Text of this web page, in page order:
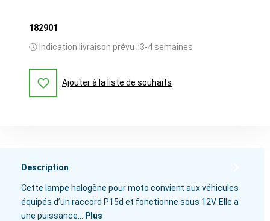
182901
Indication livraison prévu : 3-4 semaines
Ajouter à la liste de souhaits
Description
Cette lampe halogène pour moto convient aux véhicules
équipés d’un raccord P15d et fonctionne sous 12V. Elle a
une puissance…
Plus